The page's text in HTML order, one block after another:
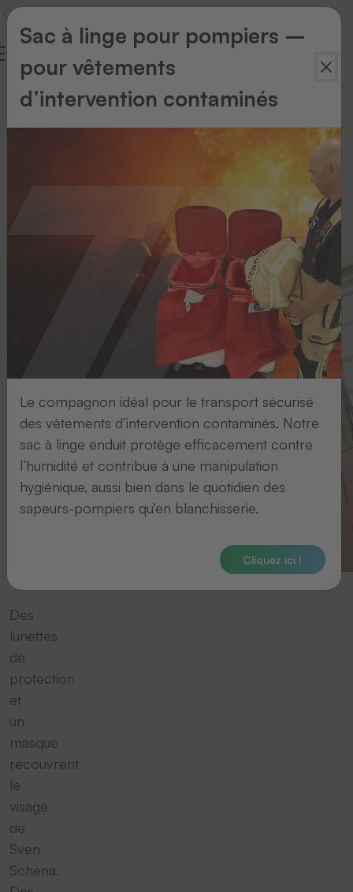
De
la
Des
lunettes
de
protection
et
un
masque
recouvrent
le
visage
de
Sven
Schena.
Sac à linge pour pompiers –
pour vêtements
d’intervention contaminés
Le compagnon idéal pour le transport sécurisé
des vêtements d’intervention contaminés. Notre
sac à linge enduit protège efficacement contre
l’humidité et contribue à une manipulation
hygiénique, aussi bien dans le quotidien des
sapeurs-pompiers qu’en blanchisserie.
Cliquez ici !